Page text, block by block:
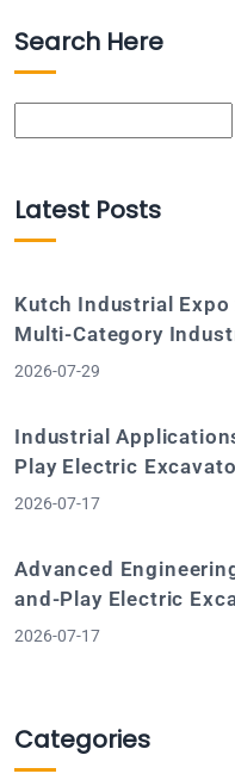
Search Here
Latest Posts
Kutch Industrial
Multi-Category
2026-07-29
Industrial
Play Electric
2026-07-17
Advanced
and-Play Electric
2026-07-17
Categories